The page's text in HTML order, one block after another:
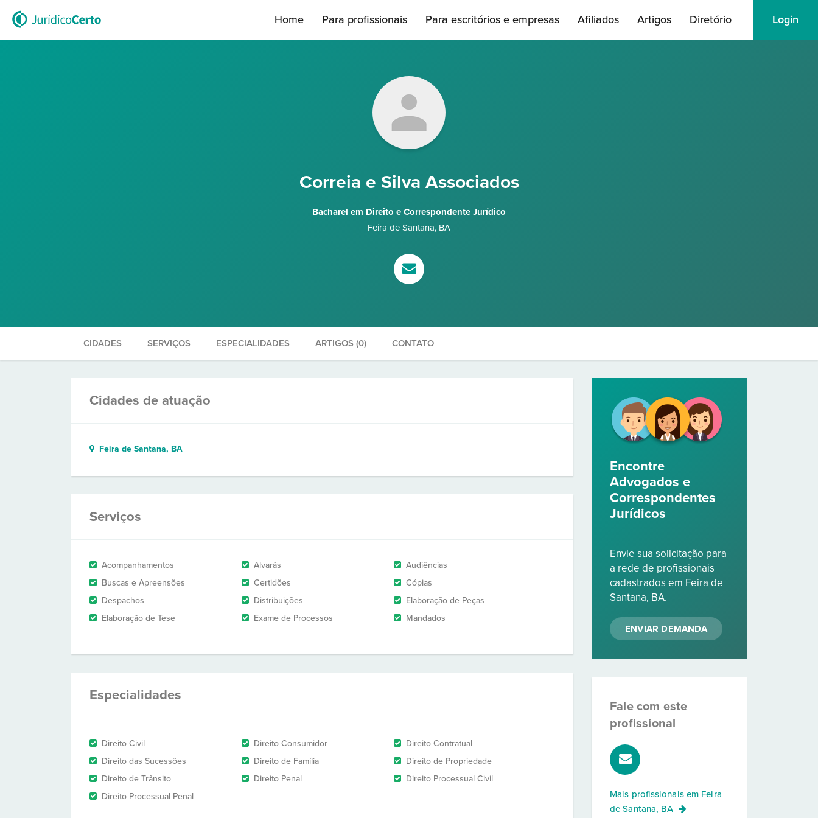
Home Para profissionais Para escritórios e empresas Afiliados Artigos Diretório Login
Correia e Silva Associados
Bacharel em Direito e Correspondente Jurídico
Feira de Santana, BA
CIDADES SERVIÇOS ESPECIALIDADES ARTIGOS (0) CONTATO
Cidades de atuação
Feira de Santana, BA
Serviços
Acompanhamentos Alvarás
Audiências
Buscas e Apreensões
Certidões
Cópias
Despachos
Distribuições
Elaboração de Peças
Elaboração de Tese
Exame de Processos Mandados
Especialidades
Direito Civil Direito Consumidor
Direito Contratual
Direito das Sucessões
Direito de Família
Direito de Propriedade
Direito de Trânsito
Direito Penal
Direito Processual Civil
Direito Processual Penal
Encontre
Advogados e
Correspondentes
Jurídicos
Envie sua solicitação para
a rede de profissionais
cadastrados em Feira de
Santana, BA.
ENVIAR DEMANDA
Fale com este
profissional
Mais profissionais em Feira
de Santana, BA